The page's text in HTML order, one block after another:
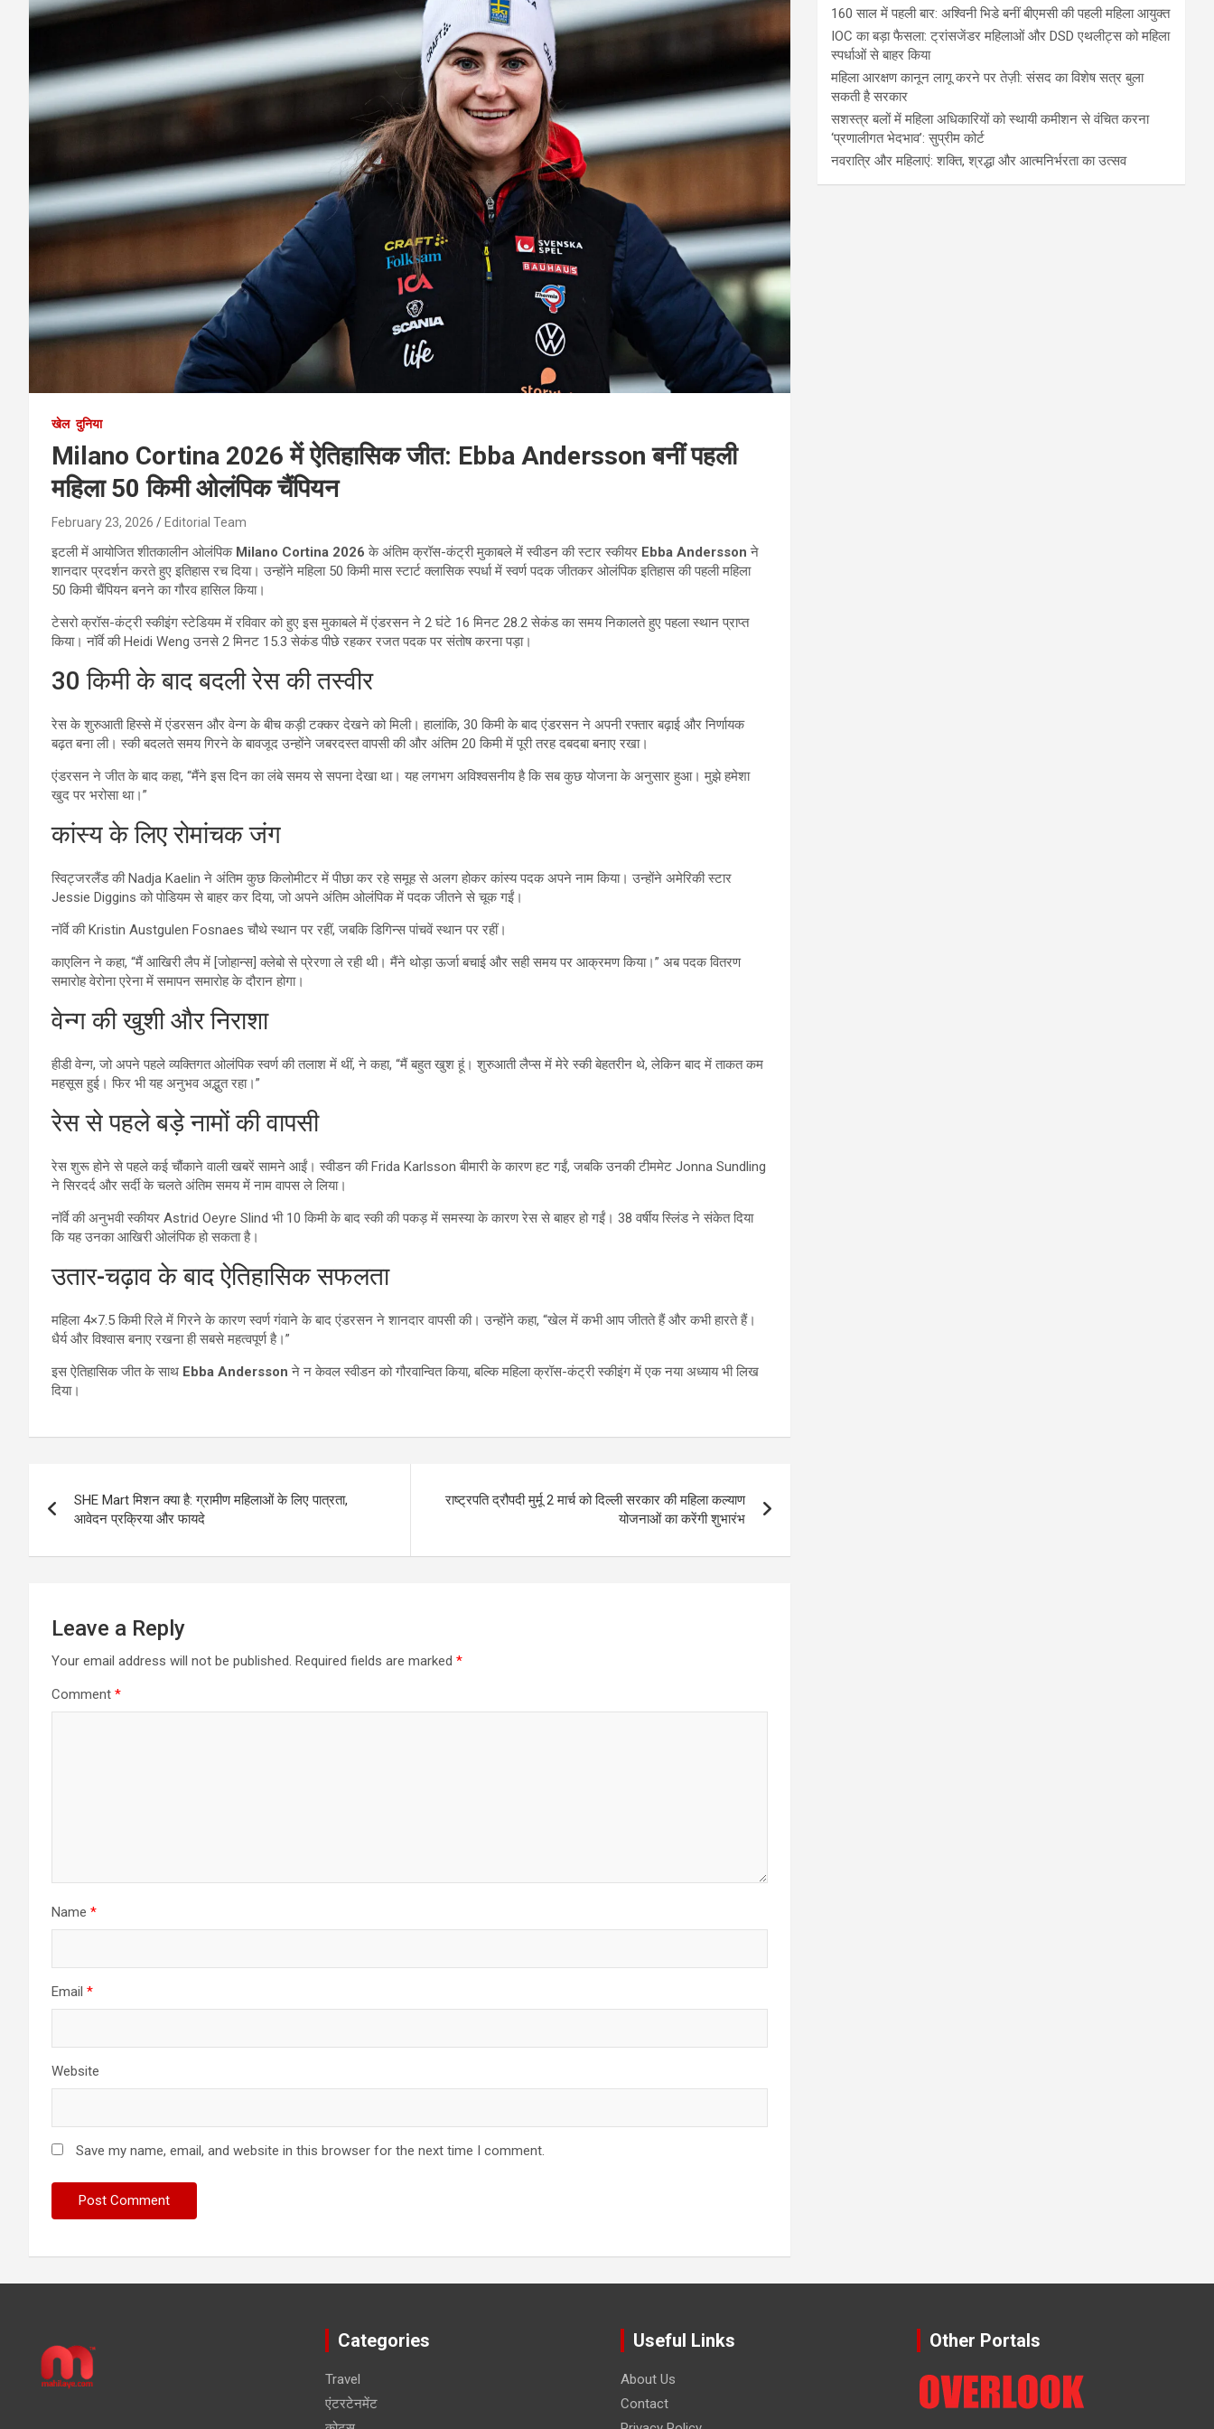
खेल दुनिया
Milano Cortina 2026 में ऐतिहासिक जीत: Ebba Andersson बनीं पहली
महिला 50 किमी ओलंपिक चैंपियन
February 23, 2026 Editorial Team
इटली में आयोजित शीतकालीन ओलंपिक Milano Cortina 2026 के अंतिम क्रॉस-कंट्री मुकाबले में स्वीडन की स्टार स्कीयर Ebba Andersson ने
शानदार प्रदर्शन करते हुए इतिहास रच दिया। उन्होंने महिला 50 किमी मास स्टार्ट क्लासिक स्पर्धा में स्वर्ण पदक जीतकर ओलंपिक इतिहास की पहली महिला
50 किमी चैंपियन बनने का गौरव हासिल किया।
टेसरो क्रॉस-कंट्री स्कीइंग स्टेडियम में रविवार को हुए इस मुकाबले में एंडरसन ने 2 घंटे 16 मिनट 28.2 सेकंड का समय निकालते हुए पहला स्थान प्राप्त
किया। नॉर्वे की Heidi Weng उनसे 2 मिनट 15.3 सेकंड पीछे रहकर रजत पदक पर संतोष करना पड़ा।
30 किमी के बाद बदली रेस की तस्वीर
रेस के शुरुआती हिस्से में एंडरसन और वेन्ग के बीच कड़ी टक्कर देखने को मिली। हालांकि, 30 किमी के बाद एंडरसन ने अपनी रफ्तार बढ़ाई और निर्णायक
बढ़त बना ली। स्की बदलते समय गिरने के बावजूद उन्होंने जबरदस्त वापसी की और अंतिम 20 किमी में पूरी तरह दबदबा बनाए रखा।
एंडरसन ने जीत के बाद कहा, “मैंने इस दिन का लंबे समय से सपना देखा था। यह लगभग अविश्वसनीय है कि सब कुछ योजना के अनुसार हुआ। मुझे हमेशा
खुद पर भरोसा था।”
कांस्य के लिए रोमांचक जंग
स्विट्जरलैंड की Nadja Kaelin ने अंतिम कुछ किलोमीटर में पीछा कर रहे समूह से अलग होकर कांस्य पदक अपने नाम किया। उन्होंने अमेरिकी स्टार
Jessie Diggins को पोडियम से बाहर कर दिया, जो अपने अंतिम ओलंपिक में पदक जीतने से चूक गईं।
नॉर्वे की Kristin Austgulen Fosnaes चौथे स्थान पर रहीं, जबकि डिगिन्स पांचवें स्थान पर रहीं।
काएलिन ने कहा, “मैं आखिरी लैप में [जोहान्स] क्लेबो से प्रेरणा ले रही थी। मैंने थोड़ा ऊर्जा बचाई और सही समय पर आक्रमण किया।” अब पदक वितरण
समारोह वेरोना एरेना में समापन समारोह के दौरान होगा।
वेन्ग की खुशी और निराशा
हीडी वेन्ग, जो अपने पहले व्यक्तिगत ओलंपिक स्वर्ण की तलाश में थीं, ने कहा, “मैं बहुत खुश हूं। शुरुआती लैप्स में मेरे स्की बेहतरीन थे, लेकिन बाद में ताकत कम
महसूस हुई। फिर भी यह अनुभव अद्भुत रहा।”
रेस से पहले बड़े नामों की वापसी
रेस शुरू होने से पहले कई चौंकाने वाली खबरें सामने आईं। स्वीडन की Frida Karlsson बीमारी के कारण हट गईं, जबकि उनकी टीममेट Jonna Sundling
ने सिरदर्द और सर्दी के चलते अंतिम समय में नाम वापस ले लिया।
नॉर्वे की अनुभवी स्कीयर Astrid Oeyre Slind भी 10 किमी के बाद स्की की पकड़ में समस्या के कारण रेस से बाहर हो गईं। 38 वर्षीय स्लिंड ने संकेत दिया
कि यह उनका आखिरी ओलंपिक हो सकता है।
उतार-चढ़ाव के बाद ऐतिहासिक सफलता
महिला 4×7.5 किमी रिले में गिरने के कारण स्वर्ण गंवाने के बाद एंडरसन ने शानदार वापसी की। उन्होंने कहा, “खेल में कभी आप जीतते हैं और कभी हारते हैं।
धैर्य और विश्वास बनाए रखना ही सबसे महत्वपूर्ण है।”
इस ऐतिहासिक जीत के साथ Ebba Andersson ने न केवल स्वीडन को गौरवान्वित किया, बल्कि महिला क्रॉस-कंट्री स्कीइंग में एक नया अध्याय भी लिख
दिया।
navigation
SHE Mart मिशन क्या है: ग्रामीण महिलाओं के लिए पात्रता,
आवेदन प्रक्रिया और फायदे
राष्ट्रपति द्रौपदी मुर्मू 2 मार्च को दिल्ली सरकार की महिला कल्याण
योजनाओं का करेंगी शुभारंभ
Leave a Reply
Your email address will not be published. Required fields are marked *
Comment *
Name *
Email *
Website
Save my name, email, and website in this browser for the next time I comment.
160 साल में पहली बार: अश्विनी भिडे बनीं बीएमसी की पहली महिला आयुक्त
IOC का बड़ा फैसला: ट्रांसजेंडर महिलाओं और DSD एथलीट्स को महिला
स्पर्धाओं से बाहर किया
महिला आरक्षण कानून लागू करने पर तेज़ी: संसद का विशेष सत्र बुला
सकती है सरकार
सशस्त्र बलों में महिला अधिकारियों को स्थायी कमीशन से वंचित करना
‘प्रणालीगत भेदभाव’: सुप्रीम कोर्ट
नवरात्रि और महिलाएं: शक्ति, श्रद्धा और आत्मनिर्भरता का उत्सव
Categories
Travel
एंटरटेनमेंट
Useful Links
About Us
Contact
Other Portals